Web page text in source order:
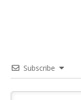
Subscribe